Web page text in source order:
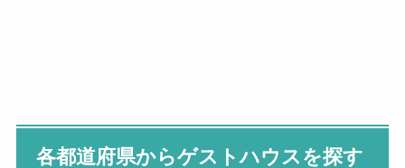
各都道府県からゲストハウスを探す